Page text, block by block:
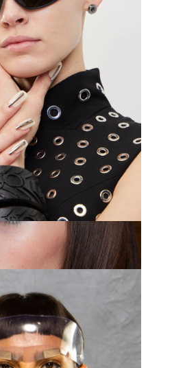
осень–зима 2023/2024